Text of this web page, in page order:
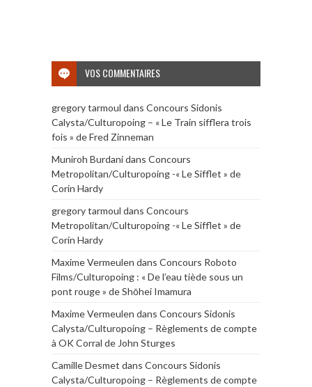
VOS COMMENTAIRES
gregory tarmoul dans Concours Sidonis
Calysta/Culturopoing – « Le Train sifflera trois
fois » de Fred Zinneman
Muniroh Burdanidans Concours
Metropolitan/Culturopoing -« Le Sifflet » de
Corin Hardy
gregory tarmoul dans Concours
Metropolitan/Culturopoing -« Le Sifflet » de
Corin Hardy
Maxime Vermeulen dans Concours Roboto
Films/Culturopoing : « De l’eau tiède sous un
pont rouge » de Shōhei Imamura
Maxime Vermeulen dans Concours Sidonis
Calysta/Culturopoing – Règlements de compte
à OK Corral de John Sturges
Camille Desmet dans Concours Sidonis
Calysta/Culturopoing – Règlements de compte